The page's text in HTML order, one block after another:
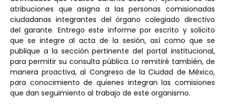
atribuciones que asigna a las personas comisionadas
ciudadanas integrantes del órgano colegiado directivo
del garante. Entrego este informe por escrito y solicito
que se integre al acta de la sesión, así como que se
publique a la sección pertinente del portal institucional,
para permitir su consulta pública. Lo remitiré también, de
manera proactiva, al Congreso de la Ciudad de México,
para conocimiento de quienes integran las comisiones
que dan seguimiento al trabajo de este organismo.